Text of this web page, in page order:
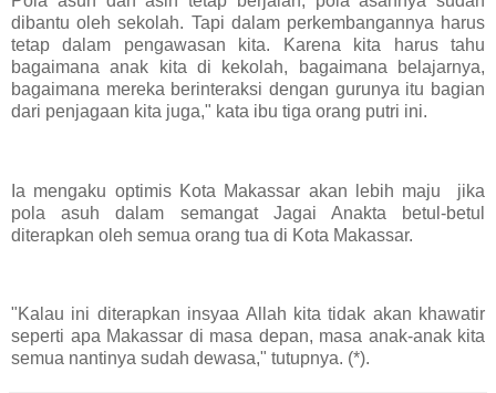
dibantu oleh sekolah. Tapi dalam perkembangannya harus
tetap dalam pengawasan kita. Karena kita harus tahu
bagaimana anak kita di kekolah, bagaimana belajarnya,
bagaimana mereka berinteraksi dengan gurunya itu bagian
dari penjagaan kita juga," kata ibu tiga orang putri ini.
Ia mengaku optimis Kota Makassar akan lebih maju jika
pola asuh dalam semangat Jagai Anakta betul-betul
diterapkan oleh semua orang tua di Kota Makassar.
"Kalau ini diterapkan insyaa Allah kita tidak akan khawatir
seperti apa Makassar di masa depan, masa anak-anak kita
semua nantinya sudah dewasa," tutupnya. (*).